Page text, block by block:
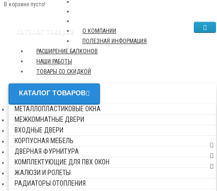
В корзине пусто!
Каталог товаров
О КОМПАНИИ
ПОЛЕЗНАЯ ИНФОРМАЦИЯ
РАСШИРЕНИЕ БАЛКОНОВ
НАШИ РАБОТЫ
ТОВАРЫ СО СКИДКОЙ
КАТАЛОГ ТОВАРОВ
МЕТАЛЛОПЛАСТИКОВЫЕ ОКНА
МЕЖКОМНАТНЫЕ ДВЕРИ
ВХОДНЫЕ ДВЕРИ
КОРПУСНАЯ МЕБЕЛЬ
ДВЕРНАЯ ФУРНИТУРА
КОМПЛЕКТУЮЩИЕ ДЛЯ ПВХ ОКОН
ЖАЛЮЗИ И РОЛЕТЫ
РАДИАТОРЫ ОТОПЛЕНИЯ